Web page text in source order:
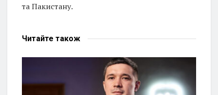
та Пакистану.
Читайте також